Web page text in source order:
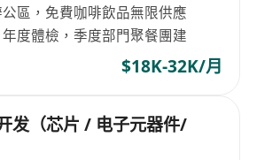
區，免費咖啡飲品無限供應
度體檢，季度部門聚餐團建
$18K-32K/月
发（芯片 / 电子元器件/